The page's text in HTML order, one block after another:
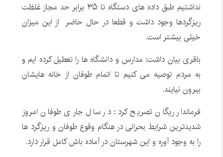
نداشتیم طبق داده های دستگاه تا ۳۵ برابر حد مجاز غلظت
ریزگردها وجود داشت و قطعا در حال حاضر از این میزان
خیلی بیشتر است.
باقری بیان داشت: مدارس و دانشگاه ها را تعطیل کرده ایم و
به مردم توصیه می کنیم تا اتمام طوفان از خانه هایشان
بیرون نیایند.
فرماندار ریگان تصریح کرد: در سال جاری طوفان امروز
شدیدترین شرایط بحرانی در هنگام وقوع طوفان و ریزگرد ها
را به وجود آوره و این شهرستان در آماده باش کامل قرار دارد.